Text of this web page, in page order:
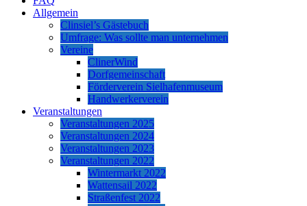
Allgemein
Clinsiel’s Gästebuch
Umfrage: Was sollte man unternehmen
Vereine
ClinerWind
Dorfgemeinschaft
Förderverein Sielhafenmuseum
Handwerkerverein
Veranstaltungen
Veranstaltungen 2025
Veranstaltungen 2024
Veranstaltungen 2023
Veranstaltungen 2022
Wintermarkt 2022
Wattensail 2022
Straßenfest 2022